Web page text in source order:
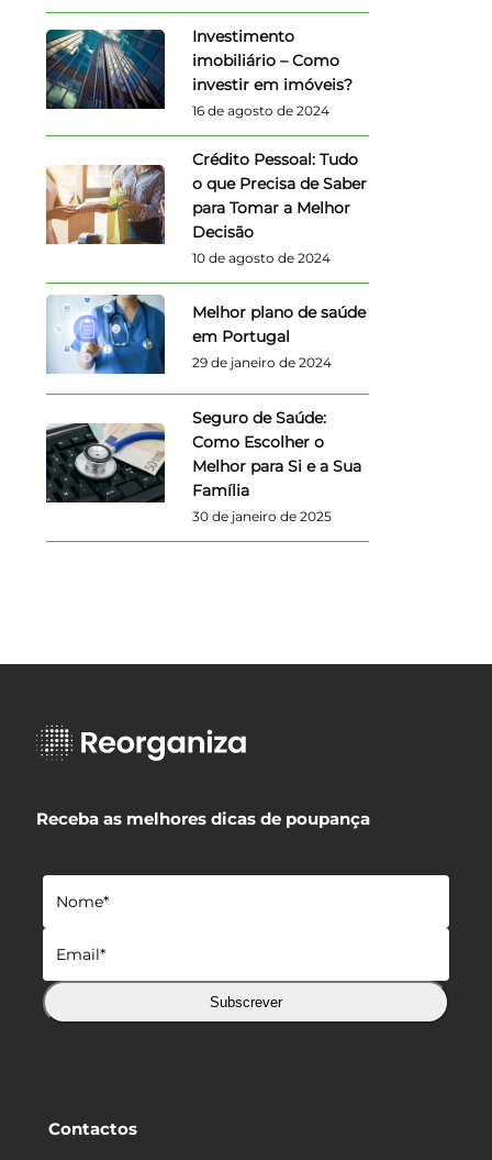
Investimento
imobiliário – Como
investir em imóveis?
16 de agosto de 2024
Crédito Pessoal: Tudo
o que Precisa de Saber
para Tomar a Melhor
Decisão
10 de agosto de 2024
Melhor plano de saúde
em Portugal
29 de janeiro de 2024
Seguro de Saúde:
Como Escolher o
Melhor para Si e a Sua
Família
30 de janeiro de 2025
Receba as melhores dicas de poupança
Subscrever
Contactos